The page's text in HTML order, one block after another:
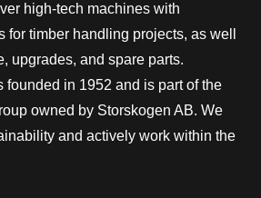
high-tech machines with
for timber handling projects, as well
upgrades, and spare parts.
founded in 1952 and is part of the
owned by Storskogen AB. We
and actively work within the